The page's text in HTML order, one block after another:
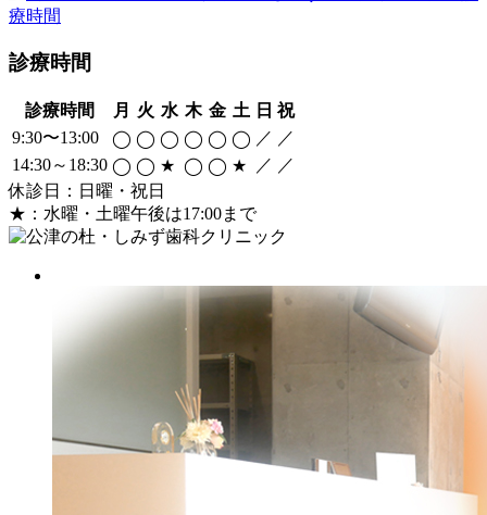
診療時間
診療時間 月 火 水 木 金 土 日 祝
9:30〜13:00
◯ ◯ ◯ ◯ ◯ ◯ ／ ／
14:30～18:30 ◯ ◯ ★ ◯ ◯ ★ ／ ／
休診日：日曜・祝日
★：水曜・土曜午後は17:00まで